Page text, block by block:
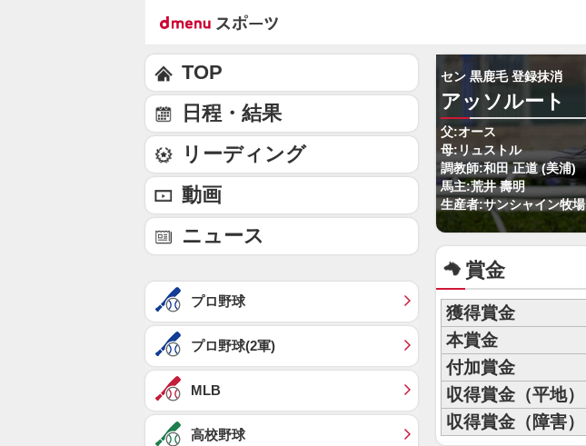
セン 黒鹿毛 登録抹消
アッソルート
父:オース
母:リュストル
調教師:和田 正道 (美浦)
馬主:荒井 壽明
生産者:サンシャイン牧場
賞金
獲得賞金
本賞金
付加賞金
収得賞金（平地）
収得賞金（障害）
TOP
日程・結果
リーディング
動画
ニュース
プロ野球
プロ野球(2軍)
MLB
高校野球